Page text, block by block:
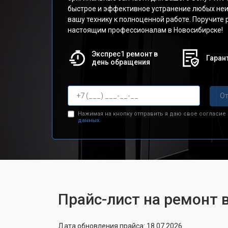
быстрое и эффективное устранение любых
вашу технику к полноценной работе.
настоящим профессионалам в Новосибирске!
Экспрес1 ремонт в
день обращения
Нажимая на кнопку отправить я даю свое согласие
данных.
Прайс-лист на ремонт
Дата обновления прайса: 18.07.2026